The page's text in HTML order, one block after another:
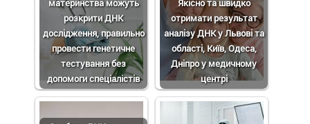
материнства можуть
розкрити ДНК
дослідження, правильно
провести генетичне
тестування без
допомоги спеціалістів
Якісно та швидко
отримати результат
аналізу ДНК у Львові та
області, Київ, Одеса,
Дніпро у медичному
центрі